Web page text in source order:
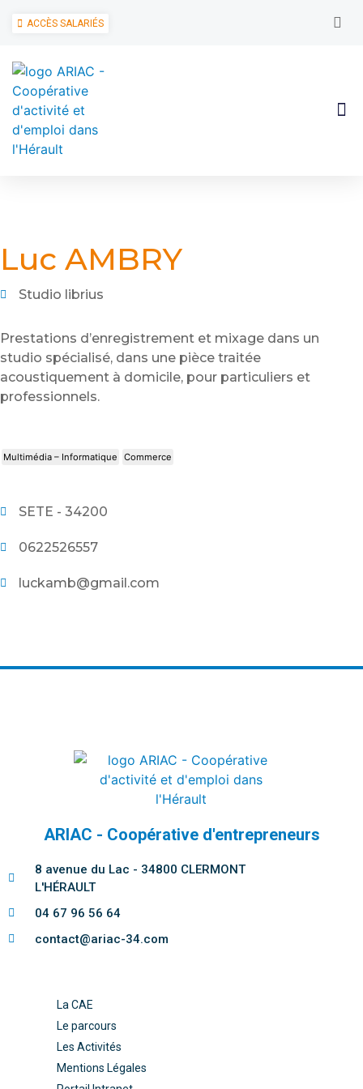
ACCÈS SALARIÉS
Luc AMBRY
Studio librius
Prestations d’enregistrement et mixage dans un
studio spécialisé, dans une pièce traitée
acoustiquement à domicile, pour particuliers et
professionnels.
Multimédia – Informatique Commerce
SETE - 34200
0622526557
luckamb@gmail.com
ARIAC - Coopérative d'entrepreneurs
8 avenue du Lac - 34800 CLERMONT
L'HÉRAULT
04 67 96 56 64
contact@ariac-34.com
La CAE
Le parcours
Les Activités
Mentions Légales